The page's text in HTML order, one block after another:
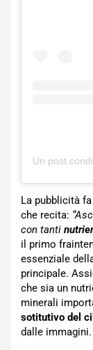
La pubblicità
che recita:
con tanti
il primo
essenziale
principale.
che sia un
minerali
sotitutivo del
dalle immagini.